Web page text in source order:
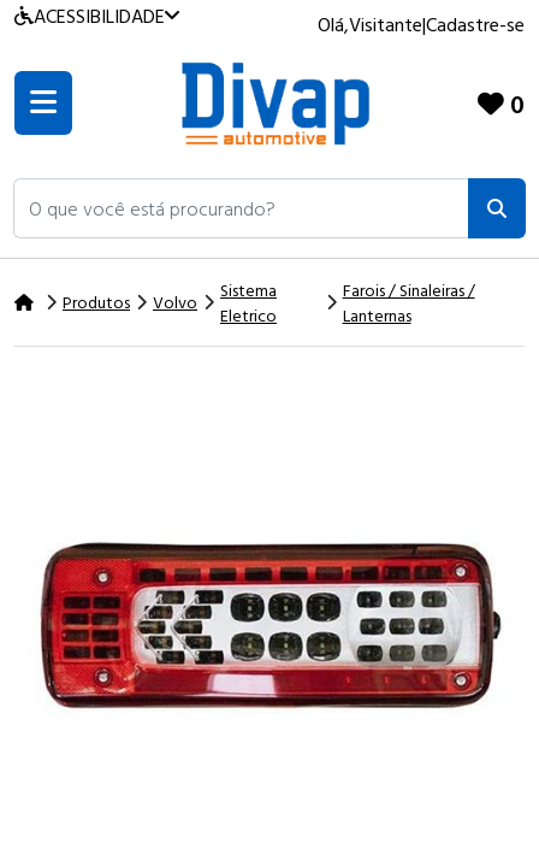
ACESSIBILIDADE Olá,Visitante|Cadastre-se
O que você está procurando?
0
Produtos Volvo
Sistema
Eletrico
Farois / Sinaleiras /
Lanternas